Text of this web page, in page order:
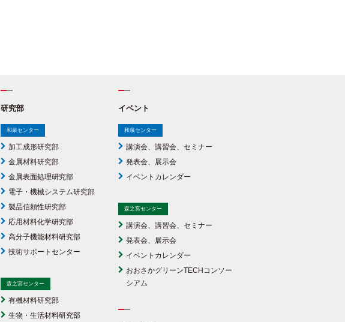
研究部
和泉センター
加工成形研究部
金属材料研究部
金属表面処理研究部
電子・機械システム研究部
製品信頼性研究部
応用材料化学研究部
高分子機能材料研究部
技術サポートセンター
森之宮センター
有機材料研究部
生物・生活材料研究部
イベント
和泉センター
講演会、講習会、セミナー
発表会、展示会
イベントカレンダー
森之宮センター
講演会、講習会、セミナー
発表会、展示会
イベントカレンダー
おおさかグリーンTECHコンソー
シアム